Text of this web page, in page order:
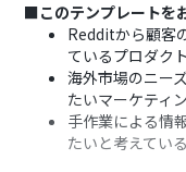
■このテンプレートを
Redditから顧客
ているプロダク
海外市場のニー
たいマーケティ
手作業による情
たいと考えてい